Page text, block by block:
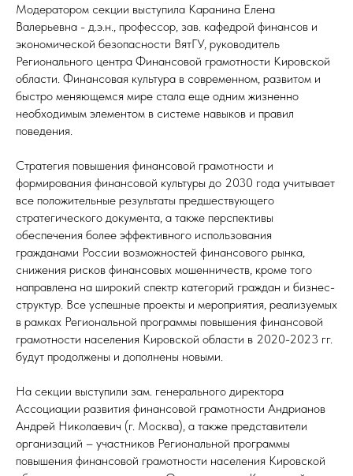
Модератором секции выступила Каранина Елена
Валерьевна - д.э.н., профессор, зав. кафедрой финансов и
экономической безопасности ВятГУ, руководитель
Регионального центра Финансовой грамотности Кировской
области. Финансовая культура в современном, развитом и
быстро меняющемся мире стала еще одним жизненно
необходимым элементом в системе навыков и правил
поведения.
Стратегия повышения финансовой грамотности и
формирования финансовой культуры до 2030 года учитывает
все положительные результаты предшествующего
стратегического документа, а также перспективы
обеспечения более эффективного использования
гражданами России возможностей финансового рынка,
снижения рисков финансовых мошенничеств, кроме того
направлена на широкий спектр категорий граждан и бизнес-
структур. Все успешные проекты и мероприятия, реализуемых
в рамках Региональной программы повышения финансовой
грамотности населения Кировской области в 2020-2023 гг.
будут продолжены и дополнены новыми.
На секции выступили зам. генерального директора
Ассоциации развития финансовой грамотности Андрианов
Андрей Николаевич (г. Москва), а также представители
организаций – участников Региональной программы
повышения финансовой грамотности населения Кировской